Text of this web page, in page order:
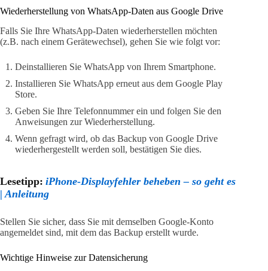
Wiederherstellung von WhatsApp-Daten aus Google Drive
Falls Sie Ihre WhatsApp-Daten wiederherstellen möchten
(z.B. nach einem Gerätewechsel), gehen Sie wie folgt vor:
Deinstallieren Sie WhatsApp von Ihrem Smartphone.
Installieren Sie WhatsApp erneut aus dem Google Play
Store.
Geben Sie Ihre Telefonnummer ein und folgen Sie den
Anweisungen zur Wiederherstellung.
Wenn gefragt wird, ob das Backup von Google Drive
wiederhergestellt werden soll, bestätigen Sie dies.
Lesetipp: iPhone-Displayfehler beheben – so geht es
| Anleitung
Stellen Sie sicher, dass Sie mit demselben Google-Konto
angemeldet sind, mit dem das Backup erstellt wurde.
Wichtige Hinweise zur Datensicherung